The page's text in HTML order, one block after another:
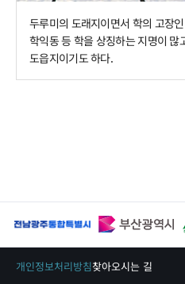
두루미의 도래지이면서 학의 고장
학익동 등 학을 상징하는 지명이 많
도읍지이기도 하다.
개인정보처리방침찾아오시는 길